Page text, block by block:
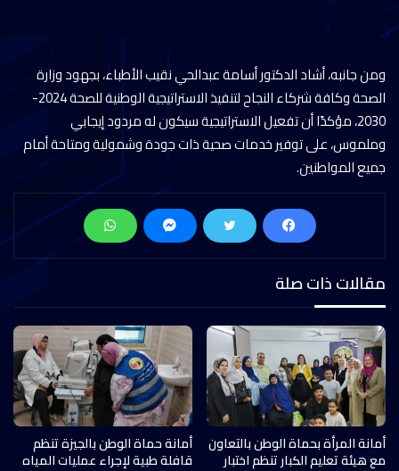
ومن جانبه، أشاد الدكتور أسامة عبدالحي نقيب الأطباء، بجهود وزارة
الصحة وكافة شركاء النجاح لتنفيذ الاستراتيجية الوطنية للصحة 2024-
2030، مؤكدًا أن تفعيل الاستراتيجية سيكون له مردود إيجابي
وملموس، على توفير خدمات صحية ذات جودة وشمولية ومتاحة أمام
جميع المواطنين.
مقالات ذات صلة
أمانة المرأة بحماة الوطن بالتعاون
مع هيئة تعليم الكبار تنظم اختبار
أمانة حماة الوطن بالجيزة تنظم
قافلة طبية لإجراء عمليات المياه